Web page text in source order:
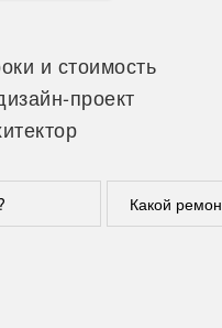
и стоимость
проект
Какой